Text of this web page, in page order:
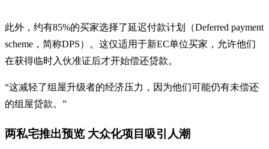
此外，约有85%的买家选择了延迟付款计划（Deferred payment
scheme，简称DPS）。这仅适用于新EC单位买家，允许他们
在获得临时入伙准证后才开始偿还贷款。
“这减轻了组屋升级者的经济压力，因为他们可能仍有未偿还
的组屋贷款。”
两私宅推出预览 大众化项目吸引人潮